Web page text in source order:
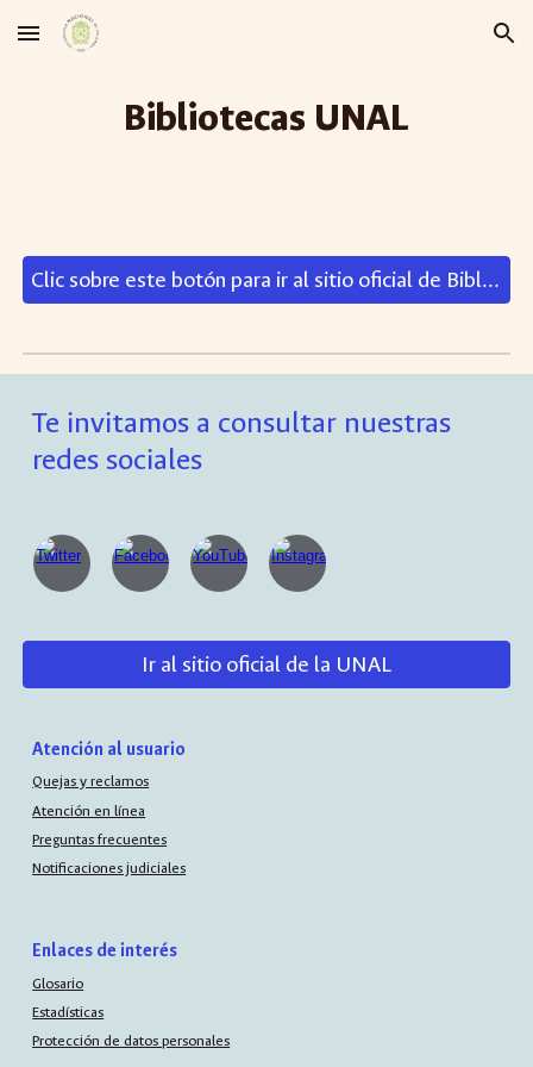
Skip to main content Skip to navigation
Bibliotecas UNAL
Clic sobre este botón para ir al sitio oficial de Bibliotecas UNAL
Te invitamos a consultar nuestras
redes sociales
Ir al sitio oficial de la UNAL
Atención al usuario
Quejas y reclamos
Atención en línea
Preguntas frecuentes
Notificaciones judiciales
Enlaces de interés
Glosario
Estadísticas
Protección de datos personales